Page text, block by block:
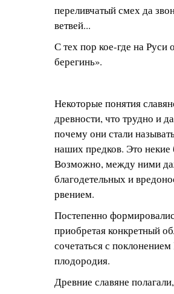
переливчатый смех да
ветвей...
С тех пор кое-где на
берегинь».
Некоторые понятия
древности, что трудно и
почему они стали
наших предков. Это
Возможно, между ними
благодетельных и
рвением.
Постепенно
приобретая конкретный
сочетаться с
плодородия.
Древние славяне